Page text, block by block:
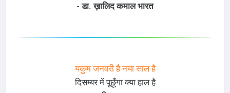
-डा. ख़ालिद कमाल भारत
यकुम जनवरी है नया साल है
दिसम्बर में पूछूँगा क्या हाल है